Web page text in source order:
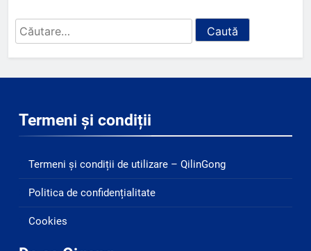
Caută
după:
Termeni și condiții
Termeni și condiții de utilizare – QilinGong
Politica de confidențialitate
Cookies